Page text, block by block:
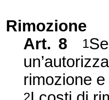
Rimozione
Art. 8
1
rimozione